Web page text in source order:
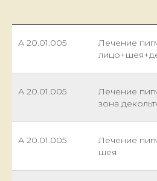
А 20.01.005
Лечение
А 20.01.005
Лечение
зона
А 20.01.005
Лечение
шея